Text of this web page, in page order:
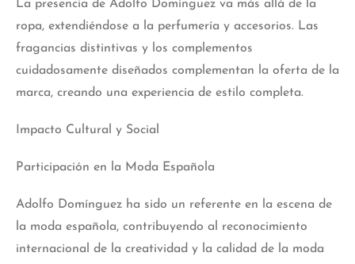
La presencia de Adolfo Domínguez va más allá de la
ropa, extendiéndose a la perfumería y accesorios. Las
fragancias distintivas y los complementos
cuidadosamente diseñados complementan la oferta de la
marca, creando una experiencia de estilo completa.
Impacto Cultural y Social
Participación en la Moda Española
Adolfo Domínguez ha sido un referente en la escena de
la moda española, contribuyendo al reconocimiento
internacional de la creatividad y la calidad de la moda